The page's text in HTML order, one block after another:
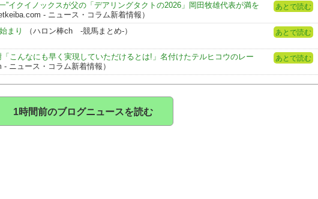
”イクイノックスが父の「デアリングタクトの2026」岡田牧雄代表が満を
- ニュース・コラム新着情報）
あとで読む
まり （ハロン棒ch -競馬まとめ-） あとで読む
こんなにも早く実現していただけるとは!」名付けたテルヒコウのレー
- ニュース・コラム新着情報）
あとで読む
1時間前のブログニュースを読む